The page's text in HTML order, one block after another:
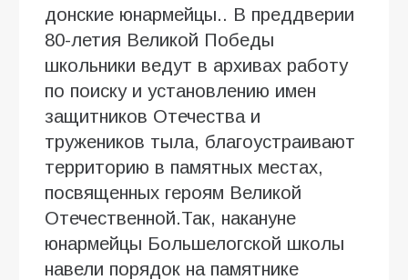
донские юнармейцы.. В преддверии
80-летия Великой Победы
школьники ведут в архивах работу
по поиску и установлению имен
защитников Отечества и
тружеников тыла, благоустраивают
территорию в памятных местах,
посвященных героям Великой
Отечественной.Так, накануне
юнармейцы Большелогской школы
навели порядок на памятнике